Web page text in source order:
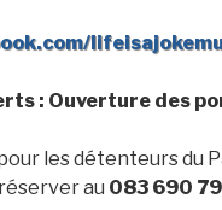
: Ouverture des
les détenteurs du
au 083 690